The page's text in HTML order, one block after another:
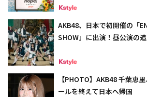
AKB48、日本で初開催の「
SHOW」に出演！昼公演の
【PHOTO】AKB48 千葉恵
ールを終えて日本へ帰国